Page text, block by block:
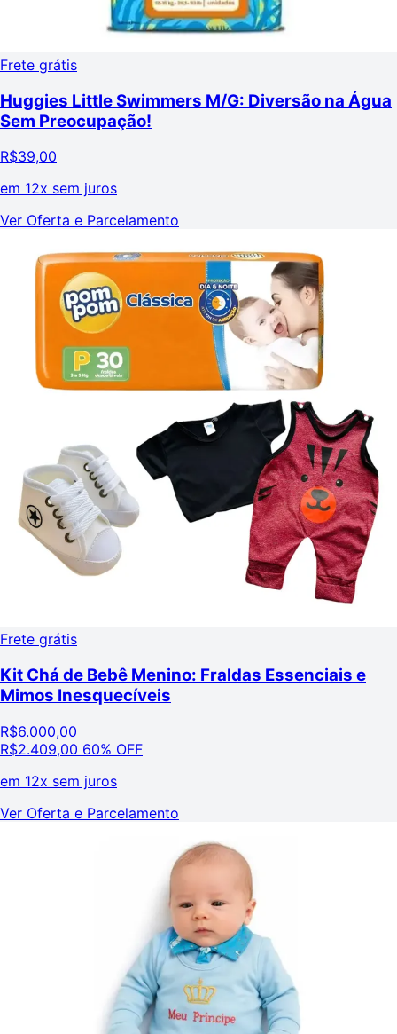
Frete grátis
Huggies Little Swimmers M/G: Diversão na Água
Sem Preocupação!
R$39,00
em 12x sem juros
Ver Oferta e Parcelamento
Frete grátis
Kit Chá de Bebê Menino: Fraldas Essenciais e
Mimos Inesquecíveis
R$6.000,00
R$2.409,00 60% OFF
em 12x sem juros
Ver Oferta e Parcelamento